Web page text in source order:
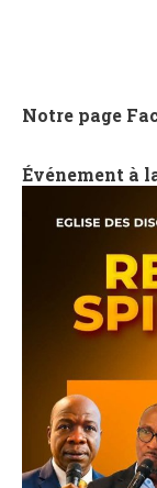
Notre page
Événement à